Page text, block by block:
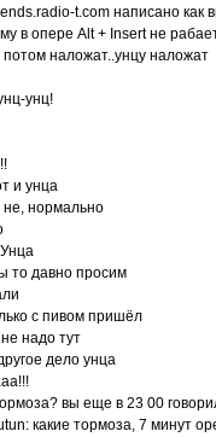
t.com написано как
в опере Alt + Insert не
потом наложат..унцу наложат
унц!
и унца
не, нормально
то давно просим
с пивом пришёл
надо тут
дело унца
вы еще в 23 00
какие тормоза, 7 минут